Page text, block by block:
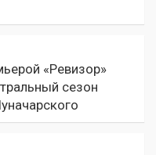
«Ревизор»
сезон